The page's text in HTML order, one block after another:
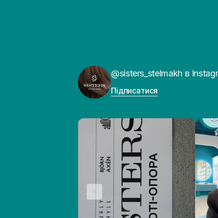
@sisters_stelmakh в
Підписатися